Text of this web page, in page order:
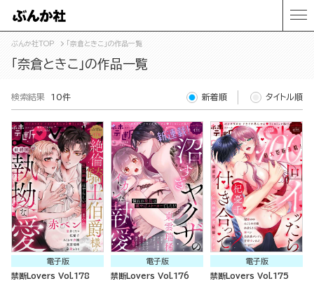
ぶんか社TOP 「奈倉ときこ」の作品一覧
「奈倉ときこ」の作品一覧
検索結果 10件 新着順 タイトル順
電子版
禁断Lovers Vol.178
電子版
禁断Lovers Vol.176
電子版
禁断Lovers Vol.175